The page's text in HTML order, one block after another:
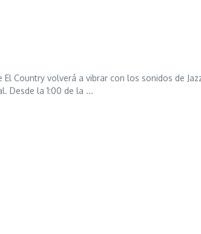
Country volverá a vibrar con los sonidos de
Desde la 1:00 de la ...